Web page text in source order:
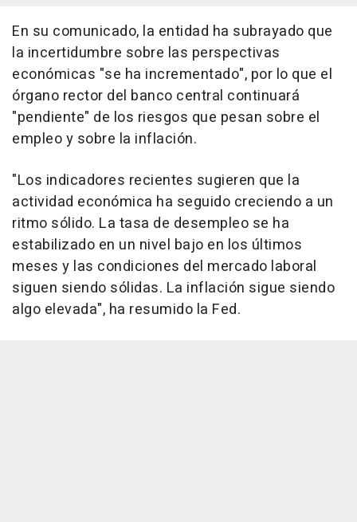
En su comunicado, la entidad ha subrayado que
la incertidumbre sobre las perspectivas
económicas "se ha incrementado", por lo que el
órgano rector del banco central continuará
"pendiente" de los riesgos que pesan sobre el
empleo y sobre la inflación.
"Los indicadores recientes sugieren que la
actividad económica ha seguido creciendo a un
ritmo sólido. La tasa de desempleo se ha
estabilizado en un nivel bajo en los últimos
meses y las condiciones del mercado laboral
siguen siendo sólidas. La inflación sigue siendo
algo elevada", ha resumido la Fed.